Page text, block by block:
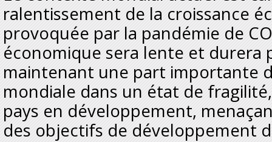
ralentissement de la croissance
provoquée par la pandémie de
économique sera lente et durera
maintenant une part importante
mondiale dans un état de
pays en développement,
des objectifs de développement